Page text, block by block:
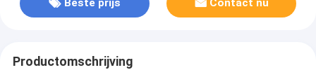
Beste prijs Contact nu
Productomschrijving